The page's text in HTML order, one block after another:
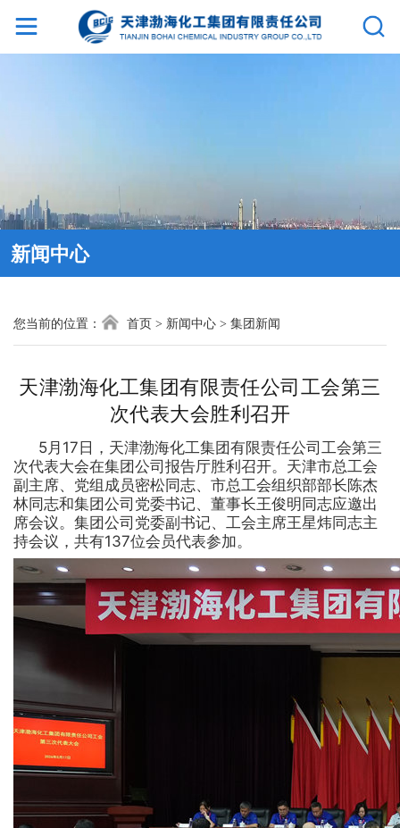
页
集
介
心
集
党
业
产
新闻中心
您当前的位置： 首页 > 新闻中心 > 集团新闻
天津渤海化工集团有限责任公司工会第三
次代表大会胜利召开
5月17日，天津渤海化工集团有限责任公司工会第三
次代表大会在集团公司报告厅胜利召开。天津市总工会
副主席、党组成员密松同志、市总工会组织部部长陈杰
林同志和集团公司党委书记、董事长王俊明同志应邀出
席会议。集团公司党委副书记、工会主席王星炜同志主
持会议，共有137位会员代表参加。